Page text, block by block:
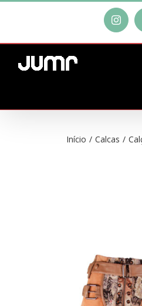
o
conteúdo
Início / Calcas /